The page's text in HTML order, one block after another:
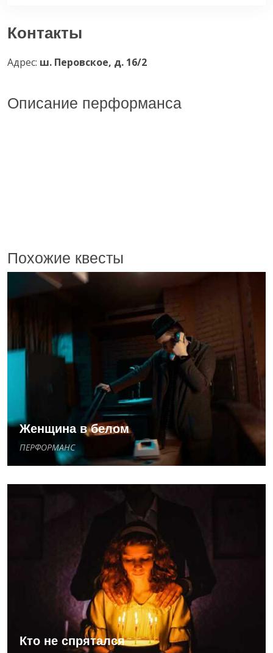
Контакты
Адрес: ш. Перовское, д. 16/2
Описание перформанса
Похожие квесты
Женщина в белом
ПЕРФОРМАНС
Кто не спрятался